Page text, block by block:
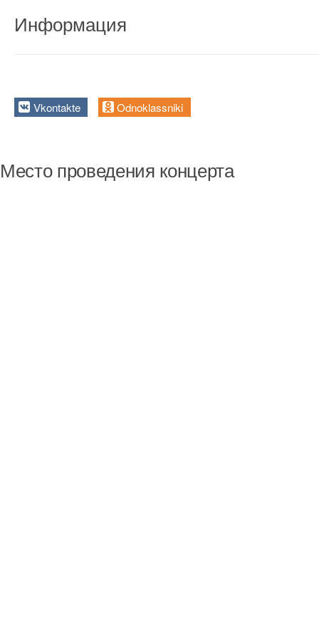
Информация
Vkontakte Odnoklassniki
Место проведения концерта